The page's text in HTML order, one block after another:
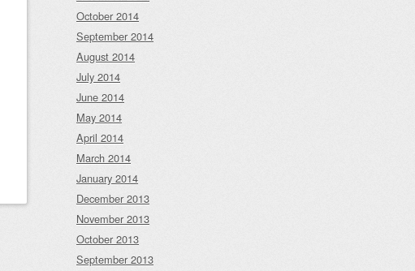
October 2014
September 2014
August 2014
July 2014
June 2014
May 2014
April 2014
March 2014
January 2014
December 2013
November 2013
October 2013
September 2013